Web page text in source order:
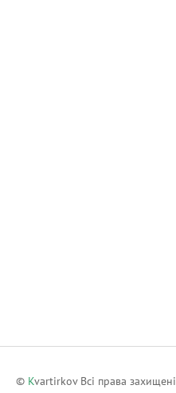
© Kvartirkov Всі права захищені